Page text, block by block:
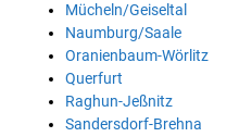
Mücheln/Geiseltal
Naumburg/Saale
Oranienbaum-Wörlitz
Querfurt
Raghun-Jeßnitz
Sandersdorf-Brehna